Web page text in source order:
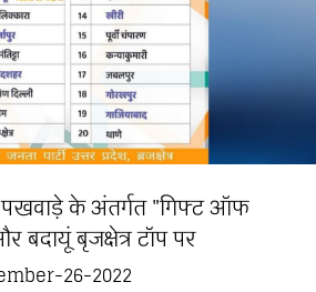
पखवाड़े के अंतर्गत "गिफ्ट ऑफ
बदायूं बृजक्षेत्र टॉप पर
26-2022